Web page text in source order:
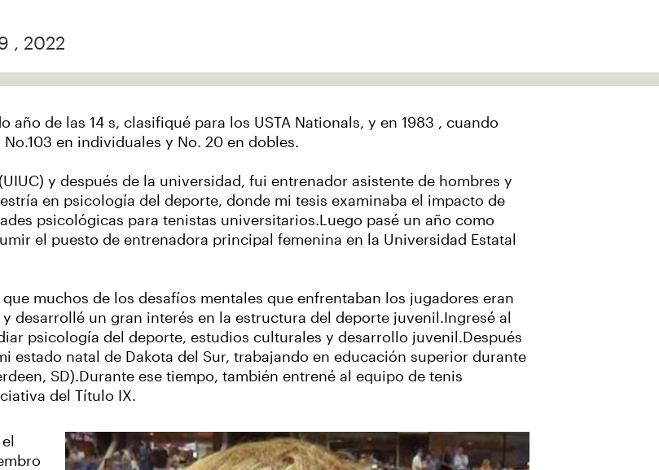
, 2022
de las 14 s, clasifiqué para los USTA Nationals, y en 1983 , cuando
en individuales y No. 20 en dobles.
y después de la universidad, fui entrenador asistente de hombres y
en psicología del deporte, donde mi tesis examinaba el impacto de
psicológicas para tenistas universitarios.Luego pasé un año como
el puesto de entrenadora principal femenina en la Universidad Estatal
muchos de los desafíos mentales que enfrentaban los jugadores eran
desarrollé un gran interés en la estructura del deporte juvenil.Ingresé al
psicología del deporte, estudios culturales y desarrollo juvenil.Después
natal de Dakota del Sur, trabajando en educación superior durante
SD).Durante ese tiempo, también entrené al equipo de tenis
del Título IX.